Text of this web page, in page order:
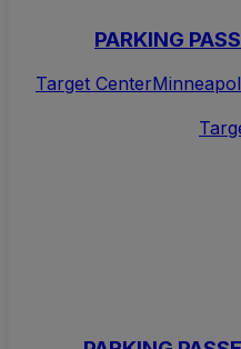
PARKING
Target Center